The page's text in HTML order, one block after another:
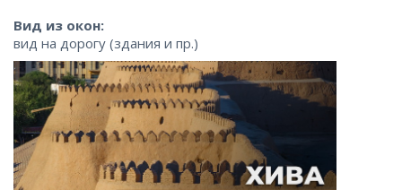
Вид из окон:
вид на дорогу (здания и пр.)